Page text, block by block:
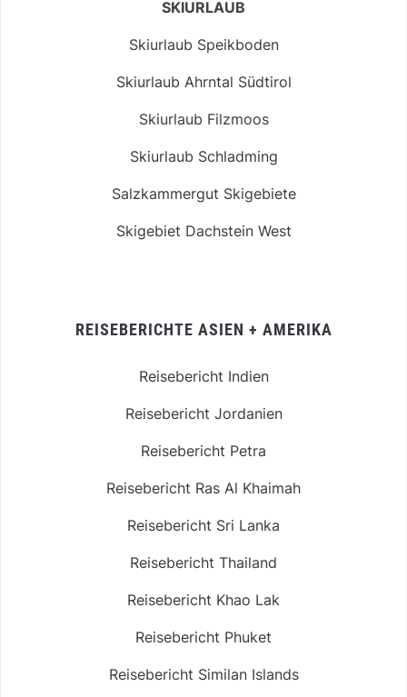
SKIURLAUB
Skiurlaub Speikboden
Skiurlaub Ahrntal Südtirol
Skiurlaub Filzmoos
Skiurlaub Schladming
Salzkammergut Skigebiete
Skigebiet Dachstein West
REISEBERICHTE ASIEN + AMERIKA
Reisebericht Indien
Reisebericht Jordanien
Reisebericht Petra
Reisebericht Ras Al Khaimah
Reisebericht Sri Lanka
Reisebericht Thailand
Reisebericht Khao Lak
Reisebericht Phuket
Reisebericht Similan Islands